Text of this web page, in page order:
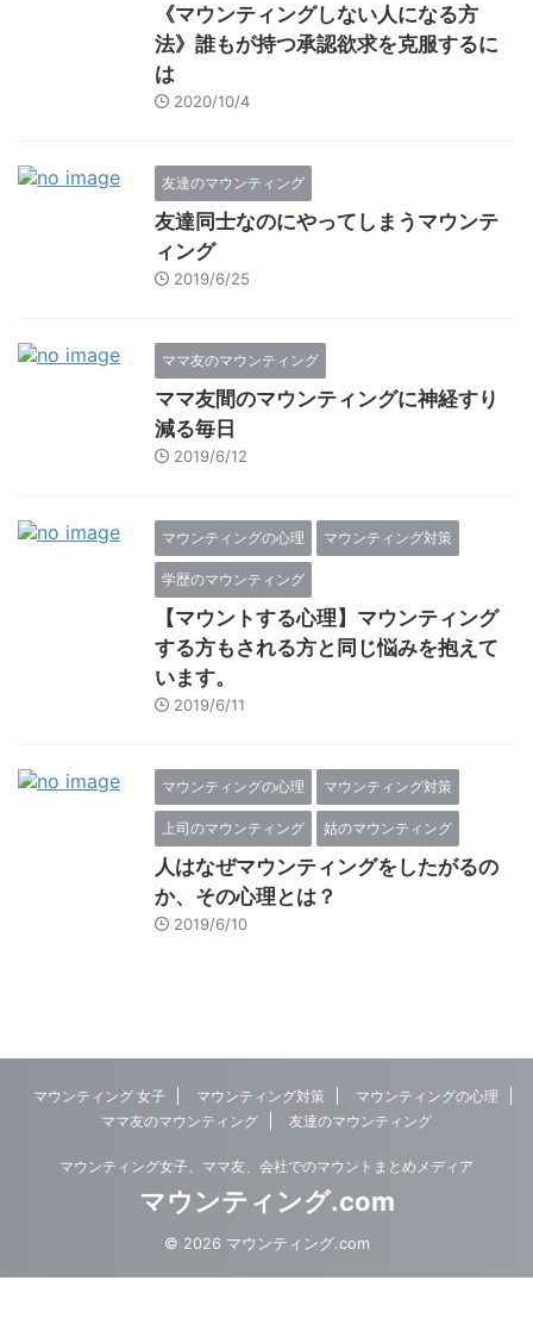
《マウンティングしない人になる方
法》誰もが持つ承認欲求を克服するに
は
2020/10/4
友達のマウンティング
友達同士なのにやってしまうマウンテ
ィング
2019/6/25
ママ友のマウンティング
ママ友間のマウンティングに神経すり
減る毎日
2019/6/12
マウンティングの心理 マウンティング対策
学歴のマウンティング
【マウントする心理】マウンティング
する方もされる方と同じ悩みを抱えて
います。
2019/6/11
マウンティングの心理 マウンティング対策
上司のマウンティング 姑のマウンティング
人はなぜマウンティングをしたがるの
か、その心理とは？
2019/6/10
マウンティング 女子 マウンティング対策
マウンティングの心理
ママ友のマウンティング
友達のマウンティング
マウンティング女子、ママ友、会社でのマウントまとめメディア
マウンティング.com
© 2026 マウンティング.com